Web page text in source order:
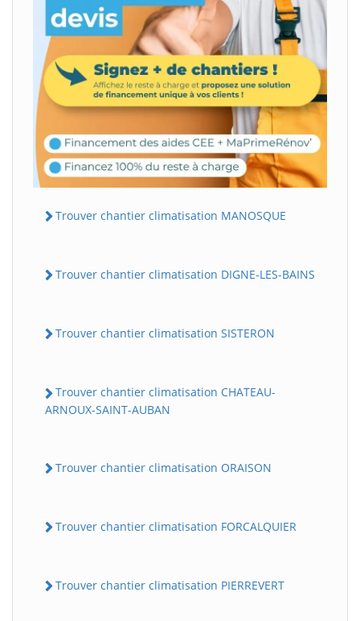
Trouver chantier climatisation MANOSQUE
Trouver chantier climatisation DIGNE-LES-BAINS
Trouver chantier climatisation SISTERON
Trouver chantier climatisation CHATEAU-
ARNOUX-SAINT-AUBAN
Trouver chantier climatisation ORAISON
Trouver chantier climatisation FORCALQUIER
Trouver chantier climatisation PIERREVERT